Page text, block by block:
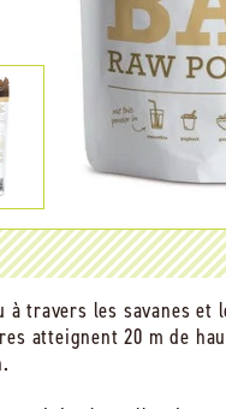
à travers les savanes
atteignent 20 m de